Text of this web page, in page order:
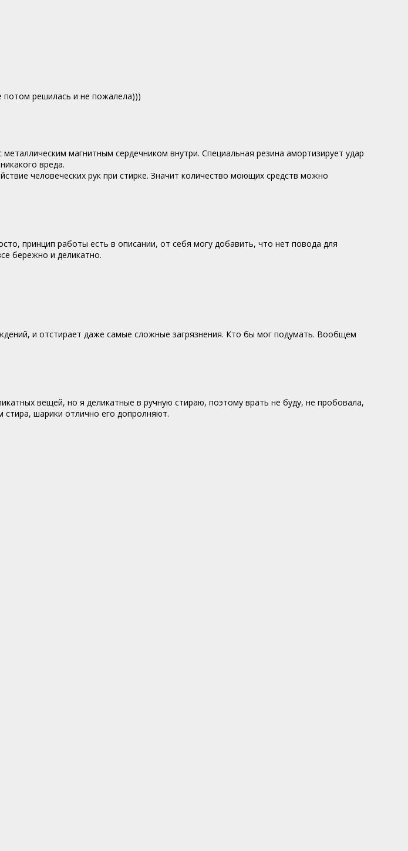
потом решилась и не пожалела)))
магнитным сердечником внутри. Специальная резина амортизирует удар
вреда.
человеческих рук при стирке. Значит количество моющих средств можно
принцип работы есть в описании, от себя могу добавить, что нет повода для
бережно и деликатно.
и отстирает даже самые сложные загрязнения. Кто бы мог подумать. Вообщем
вещей, но я деликатные в ручную стираю, поэтому врать не буду, не пробовала,
стира, шарики отлично его допролняют.